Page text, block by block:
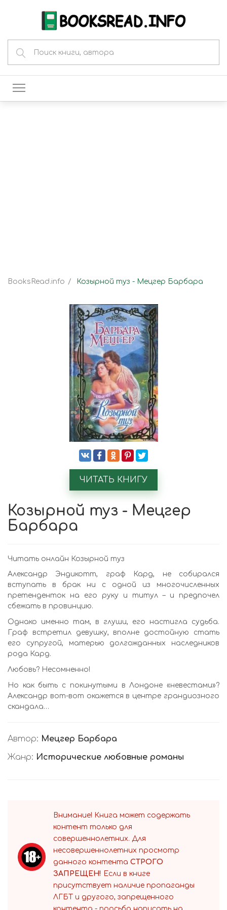
BooksRead.info Козырной туз - Мецгер Барбара
ЧИТАТЬ КНИГУ
Козырной туз - Мецгер
Барбара
Читать онлайн Козырной туз
Александр Эндикотт, граф Кард, не собирался
вступать в брак ни с одной из многочисленных
претенденток на его руку и титул – и предпочел
сбежать в провинцию.
Однако именно там, в глуши, его настигла судьба.
Граф встретил девушку, вполне достойную стать
его супругой, матерью долгожданных наследников
рода Кард.
Любовь? Несомненно!
Но как быть с покинутыми в Лондоне «невестами»?
Александр вот-вот окажется в центре грандиозного
скандала…
Автор: Мецгер Барбара
Жанр: Исторические любовные романы
Внимание! Книга может содержать
контент только для
совершеннолетних. Для
несовершеннолетних просмотр
данного контента СТРОГО
ЗАПРЕЩЕН! Если в книге
присутствует наличие пропаганды
ЛГБТ и другого, запрещенного